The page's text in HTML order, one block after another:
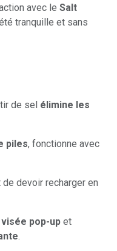
avec le Salt
tranquille et sans
de sel élimine les
piles, fonctionne avec
de devoir recharger en
visée pop-up et
.